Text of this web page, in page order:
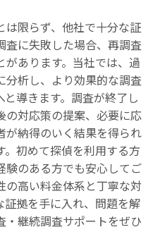
は限らず、他社で十分な証
査に失敗した場合、再調査
あります。当社では、過
分析し、より効果的な調査
導きます。調査が終了し
の対応策の提案、必要に応
が納得のいく結果を得られ
初めて探偵を利用する方
験のある方でも安心してご
の高い料金体系と丁寧な対
拠を手に入れ、問題を解
・継続調査サポートをぜひ